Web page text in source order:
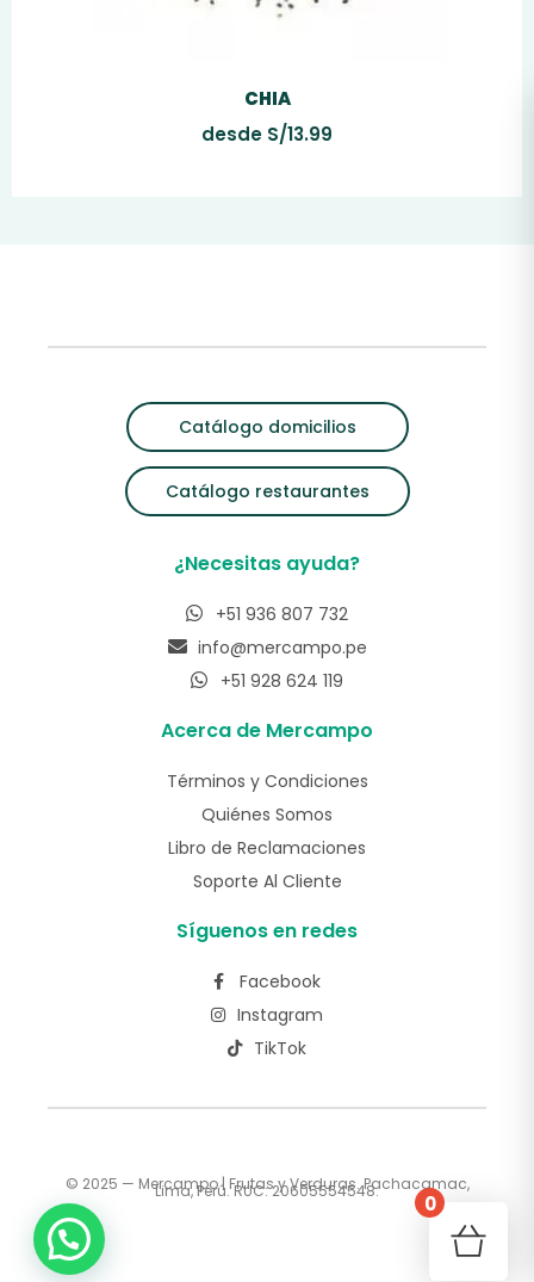
CHIA
desde S/13.99
Catálogo domicilios
Catálogo restaurantes
¿Necesitas ayuda?
+51 936 807 732
info@mercampo.pe
+51 928 624 119
Acerca de Mercampo
Términos y Condiciones
Quiénes Somos
Libro de Reclamaciones
Soporte Al Cliente
Síguenos en redes
Facebook
Instagram
TikTok
© 2025 — Mercampo | Frutas y Verduras. Pachacamac,
Lima, Perú. RUC: 20605554548. 0